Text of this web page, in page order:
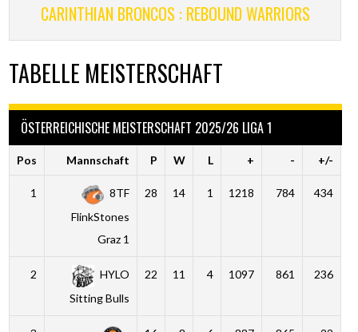
CARINTHIAN BRONCOS : REBOUND WARRIORS
TABELLE MEISTERSCHAFT
ÖSTERREICHISCHE MEISTERSCHAFT 2025/26 LIGA 1
Pos Mannschaft P W L + - +/-
1
8TF
FlinkStones
Graz 1
28 14 1 1218 784 434
2
HYLO
Sitting Bulls
22 11 4 1097 861 236